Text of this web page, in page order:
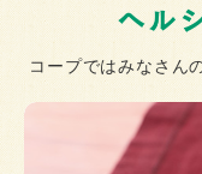
コープではみなさん